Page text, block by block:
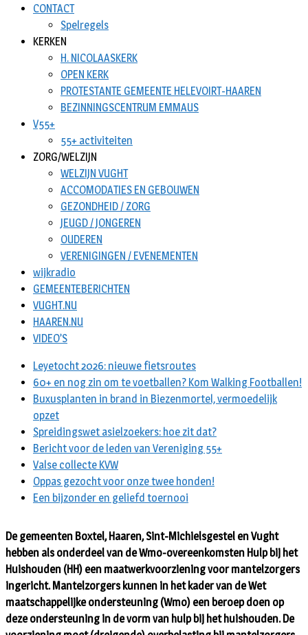
CONTACT
Spelregels
KERKEN
H. NICOLAASKERK
OPEN KERK
PROTESTANTE GEMEENTE HELEVOIRT-HAAREN
BEZINNINGSCENTRUM EMMAUS
V55+
55+ activiteiten
ZORG/WELZIJN
WELZIJN VUGHT
ACCOMODATIES EN GEBOUWEN
GEZONDHEID / ZORG
JEUGD / JONGEREN
OUDEREN
VERENIGINGEN / EVENEMENTEN
wijkradio
GEMEENTEBERICHTEN
VUGHT.NU
HAAREN.NU
VIDEO’S
Leyetocht 2026: nieuwe fietsroutes
60+ en nog zin om te voetballen? Kom Walking Footballen!
Buxusplanten in brand in Biezenmortel, vermoedelijk
opzet
Spreidingswet asielzoekers: hoe zit dat?
Bericht voor de leden van Vereniging 55+
Valse collecte KVW
Oppas gezocht voor onze twee honden!
Een bijzonder en geliefd toernooi
De gemeenten Boxtel, Haaren, Sint-Michielsgestel en Vught
hebben als onderdeel van de Wmo-overeenkomsten Hulp bij het
Huishouden (HH) een maatwerkvoorziening voor mantelzorgers
ingericht. Mantelzorgers kunnen in het kader van de Wet
maatschappelijke ondersteuning (Wmo) een beroep doen op
deze ondersteuning in de vorm van hulp bij het huishouden. De